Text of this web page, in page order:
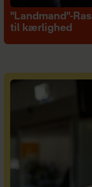
"Landmand"-
til kærlighed